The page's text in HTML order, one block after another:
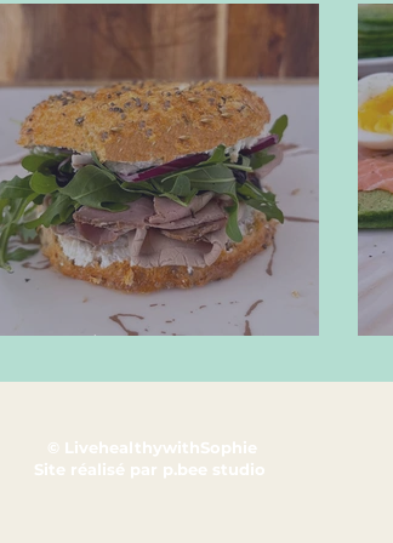
Bagels maison
© LivehealthywithSophie
Site réalisé par p.bee studio